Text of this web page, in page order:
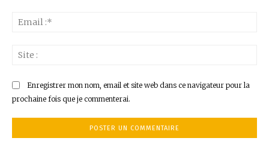
Enregistrer mon nom, email et site web dans ce navigateur pour la
prochaine fois que je commenterai.